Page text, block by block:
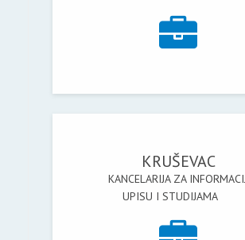
KRUŠEVAC
KANCELARIJA ZA
UPISU I STUDIJAMA